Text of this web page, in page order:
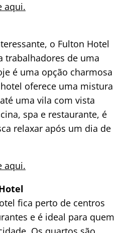
aqui.
o Fulton Hotel
trabalhadores de uma
é uma opção charmosa
oferece uma mistura
uma vila com vista
spa e restaurante, é
relaxar após um dia de
aqui.
fica perto de centros
e é ideal para quem